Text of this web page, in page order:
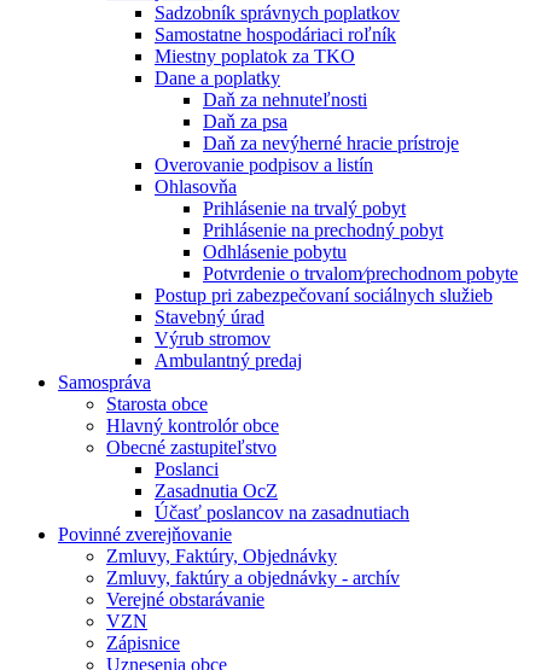
Sadzobník správnych poplatkov
Samostatne hospodáriaci roľník
Miestny poplatok za TKO
Dane a poplatky
Daň za nehnuteľnosti
Daň za psa
Daň za nevýherné hracie prístroje
Overovanie podpisov a listín
Ohlasovňa
Prihlásenie na trvalý pobyt
Prihlásenie na prechodný pobyt
Odhlásenie pobytu
Potvrdenie o trvalom⁄prechodnom pobyte
Postup pri zabezpečovaní sociálnych služieb
Stavebný úrad
Výrub stromov
Ambulantný predaj
Samospráva
Starosta obce
Hlavný kontrolór obce
Obecné zastupiteľstvo
Poslanci
Zasadnutia OcZ
Účasť poslancov na zasadnutiach
Povinné zverejňovanie
Zmluvy, Faktúry, Objednávky
Zmluvy, faktúry a objednávky - archív
Verejné obstarávanie
VZN
Zápisnice
Uznesenia obce